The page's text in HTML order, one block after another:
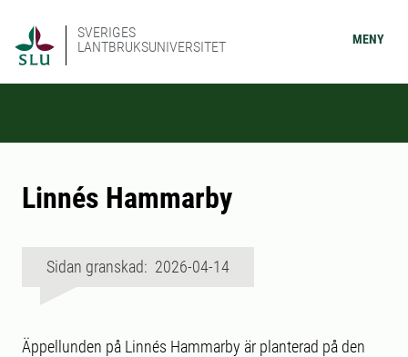
SVERIGES
LANTBRUKSUNIVERSITET
MENY
Linnés Hammarby
Sidan granskad: 2026-04-14
Äppellunden på Linnés Hammarby är planterad på den